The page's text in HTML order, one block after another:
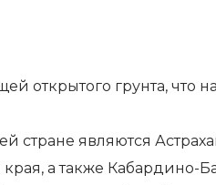
грунта, что
являются
а также Кабардино-